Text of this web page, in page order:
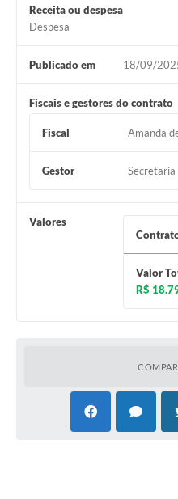
Receita ou despesa
Despesa
Publicado em 18/09/
Fiscais e gestores do contrato
Fiscal Amanda
Gestor Secretaria
Valores
Valor
R$